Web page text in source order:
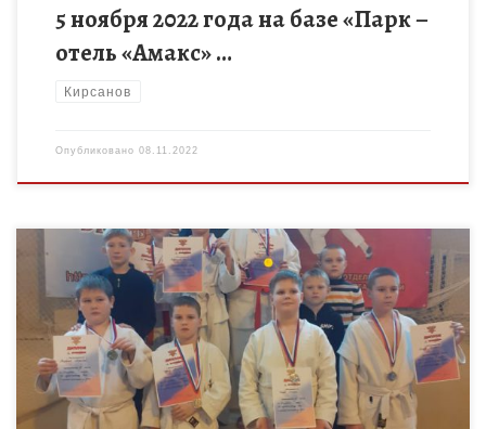
5 ноября 2022 года на базе «Парк –
отель «Амакс» …
Кирсанов
Опубликовано 08.11.2022
6 ноября в городе Тамбове состоялся Открытый ковер по
рукопашному бою среди мальчиков и девочек 8-9, 10-11 лет,
на котором соревновались команды из Липецка, Моршанска,
[…]